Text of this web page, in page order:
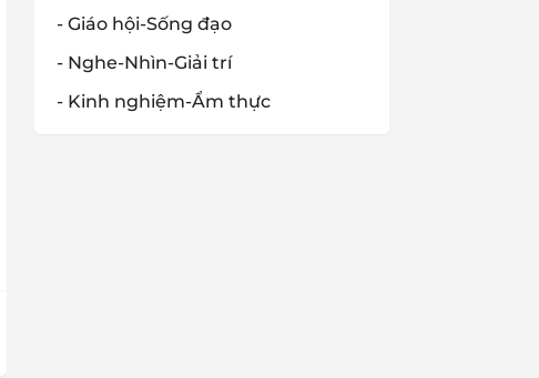
- Giáo hội-Sống đạo
- Nghe-Nhìn-Giải trí
- Kinh nghiệm-Ẩm thực